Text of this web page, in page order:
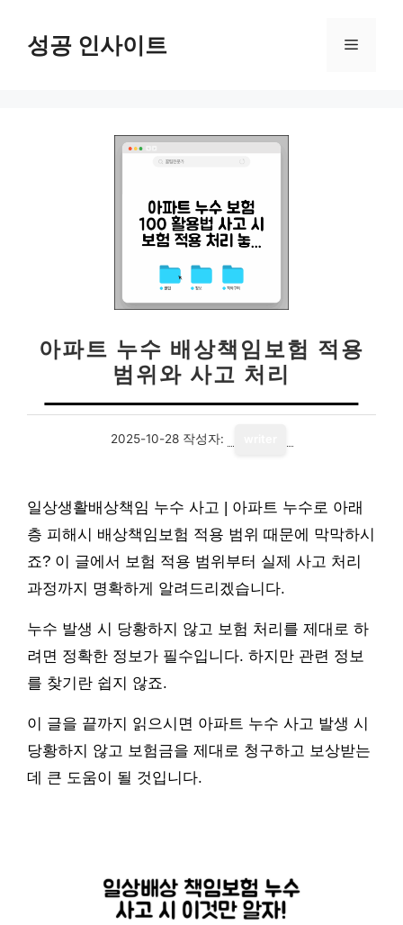
성공 인사이트 메
아파트 누수 배상책임보험 적용
범위와 사고 처리
2025-10-28 작성자:
일상생활배상책임 누수 사고 | 아파트 누수로 아래
층 피해시 배상책임보험 적용 범위 때문에 막막하시
죠? 이 글에서 보험 적용 범위부터 실제 사고 처리
과정까지 명확하게 알려드리겠습니다.
누수 발생 시 당황하지 않고 보험 처리를 제대로 하
려면 정확한 정보가 필수입니다. 하지만 관련 정보
를 찾기란 쉽지 않죠.
이 글을 끝까지 읽으시면 아파트 누수 사고 발생 시
당황하지 않고 보험금을 제대로 청구하고 보상받는
데 큰 도움이 될 것입니다.